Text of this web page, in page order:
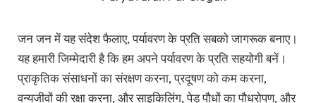
जन जन में यह संदेश फैलाए, पर्यावरण के प्रति सबको जागरूक बनाए।
यह हमारी जिम्मेदारी है कि हम अपने पर्यावरण के प्रति सहयोगी बनें।
प्राकृतिक संसाधनों का संरक्षण करना, प्रदूषण को कम करना,
वन्यजीवों की रक्षा करना, और साइकिलिंग, पेड़ पौधों का पौधरोपण, और